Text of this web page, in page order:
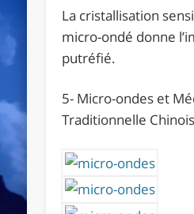
La cristallisation
micro-ondé donne
putréfié.
5- Micro-ondes et
Traditionnelle